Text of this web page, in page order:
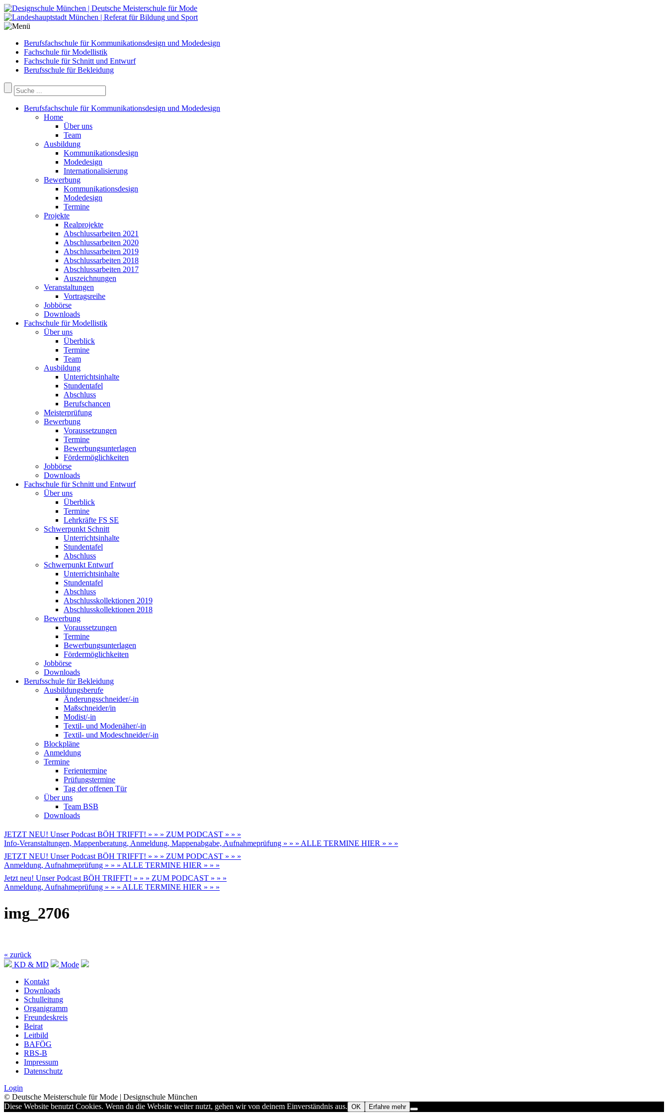
Berufsfachschule für Kommunikationsdesign und Modedesign
Fachschule für Modellistik
Fachschule für Schnitt und Entwurf
Berufsschule für Bekleidung
Berufsfachschule für Kommunikationsdesign und Modedesign
Home
Über uns
Team
Ausbildung
Kommunikationsdesign
Modedesign
Internationalisierung
Bewerbung
Kommunikationsdesign
Modedesign
Termine
Projekte
Realprojekte
Abschlussarbeiten 2021
Abschlussarbeiten 2020
Abschlussarbeiten 2019
Abschlussarbeiten 2018
Abschlussarbeiten 2017
Auszeichnungen
Veranstaltungen
Vortragsreihe
Jobbörse
Downloads
Fachschule für Modellistik
Über uns
Überblick
Termine
Team
Ausbildung
Unterrichtsinhalte
Stundentafel
Abschluss
Berufschancen
Meisterprüfung
Bewerbung
Voraussetzungen
Termine
Bewerbungsunterlagen
Fördermöglichkeiten
Jobbörse
Downloads
Fachschule für Schnitt und Entwurf
Über uns
Überblick
Termine
Lehrkräfte FS SE
Schwerpunkt Schnitt
Unterrichtsinhalte
Stundentafel
Abschluss
Schwerpunkt Entwurf
Unterrichtsinhalte
Stundentafel
Abschluss
Abschlusskollektionen 2019
Abschlusskollektionen 2018
Bewerbung
Voraussetzungen
Termine
Bewerbungsunterlagen
Fördermöglichkeiten
Jobbörse
Downloads
Berufsschule für Bekleidung
Ausbildungsberufe
Änderungsschneider/-in
Maßschneider/in
Modist/-in
Textil- und Modenäher/-in
Textil- und Modeschneider/-in
Blockpläne
Anmeldung
Termine
Ferientermine
Prüfungstermine
Tag der offenen Tür
Über uns
Team BSB
Downloads
JETZT NEU! Unser Podcast BÖH TRIFFT! » » » ZUM PODCAST » » »
Info-Veranstaltungen, Mappenberatung, Anmeldung, Mappenabgabe, Aufnahmeprüfung » » » ALLE TERMINE HIER » » »
JETZT NEU! Unser Podcast BÖH TRIFFT! » » » ZUM PODCAST » » »
Anmeldung, Aufnahmeprüfung » » » ALLE TERMINE HIER » » »
Jetzt neu! Unser Podcast BÖH TRIFFT! » » » ZUM PODCAST » » »
Anmeldung, Aufnahmeprüfung » » » ALLE TERMINE HIER » » »
img_2706
« zurück
KD & MD
Mode
Kontakt
Downloads
Schulleitung
Organigramm
Freundeskreis
Beirat
Leitbild
BAFÖG
RBS-B
Impressum
Datenschutz
Login
© Deutsche Meisterschule für Mode | Designschule München
Diese Website benutzt Cookies. Wenn du die Website weiter nutzt, gehen wir von deinem Einverständnis aus. OK Erfahre mehr